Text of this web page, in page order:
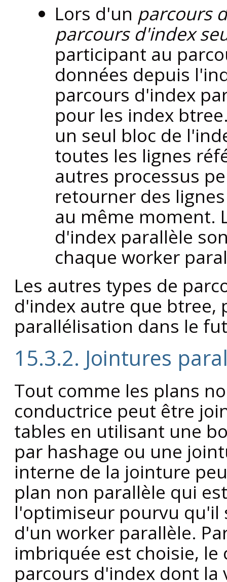
Lors d'un parcours
parcours d'index
participant au
données depuis
parcours d'index
pour les index
un seul bloc de
toutes les lignes
autres processus
retourner des
au même moment.
d'index parallèle
chaque worker
Les autres types de
d'index autre que
parallélisation dans le
15.3.2. Jointures
Tout comme les plans
conductrice peut être
tables en utilisant une
par hashage ou une
interne de la jointure
plan non parallèle qui
l'optimiseur pourvu qu'il
d'un worker parallèle.
imbriquée est choisie,
parcours d'index dont la